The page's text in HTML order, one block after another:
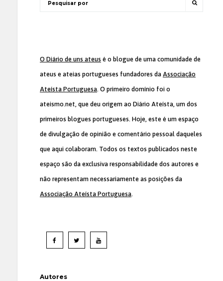
O Diário de uns ateus é o blogue de uma comunidade de
ateus e ateias portugueses fundadores da Associação
Ateísta Portuguesa. O primeiro domínio foi o
ateismo.net, que deu origem ao Diário Ateísta, um dos
primeiros blogues portugueses. Hoje, este é um espaço
de divulgação de opinião e comentário pessoal daqueles
que aqui colaboram. Todos os textos publicados neste
espaço são da exclusiva responsabilidade dos autores e
não representam necessariamente as posições da
Associação Ateísta Portuguesa.
Autores